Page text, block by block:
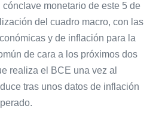
monetario de este 5 de
del cuadro macro, con las
y de inflación para la
de cara a los próximos dos
realiza el BCE una vez al
tras unos datos de inflación